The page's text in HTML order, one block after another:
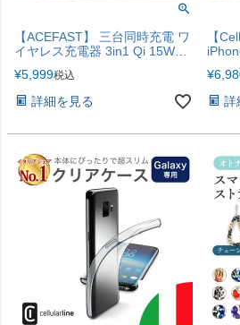
【ACEFAST】 三台同時充電 ワ
イヤレス充電器 3in1 Qi 15W
¥5,999税込
詳細を見る
【
¥
詳